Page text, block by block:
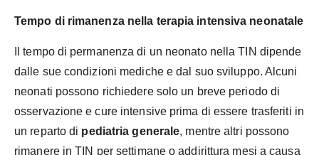
Tempo di rimanenza nella terapia intensiva neonatale
Il tempo di permanenza di un neonato nella TIN dipende
dalle sue condizioni mediche e dal suo sviluppo. Alcuni
neonati possono richiedere solo un breve periodo di
osservazione e cure intensive prima di essere trasferiti in
un reparto di pediatria generale, mentre altri possono
rimanere in TIN per settimane o addirittura mesi a causa